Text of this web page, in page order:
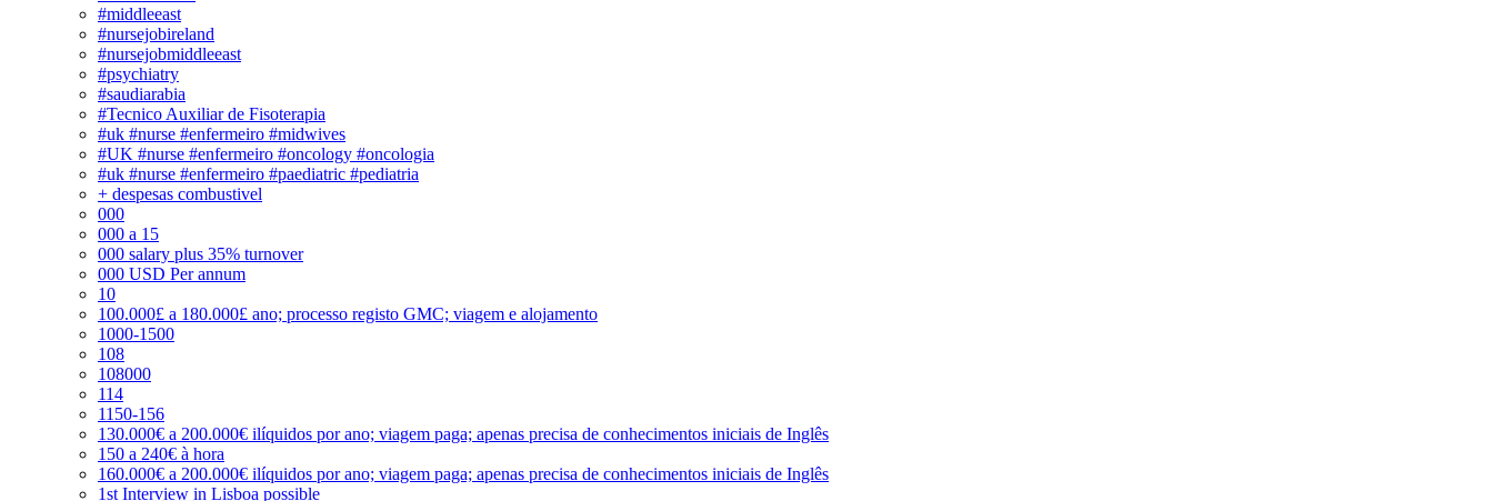
#middleeast
#nursejobireland
#nursejobmiddleeast
#psychiatry
#saudiarabia
#Tecnico Auxiliar de Fisoterapia
#uk #nurse #enfermeiro #midwives
#UK #nurse #enfermeiro #oncology #oncologia
#uk #nurse #enfermeiro #paediatric #pediatria
+ despesas combustivel
000
000 a 15
000 salary plus 35% turnover
000 USD Per annum
10
100.000£ a 180.000£ ano; processo registo GMC; viagem e alojamento
1000-1500
108
108000
114
1150-156
130.000€ a 200.000€ ilíquidos por ano; viagem paga; apenas precisa de conhecimentos iniciais de Inglês
150 a 240€ à hora
160.000€ a 200.000€ ilíquidos por ano; viagem paga; apenas precisa de conhecimentos iniciais de Inglês
1st Interview in Lisboa possible